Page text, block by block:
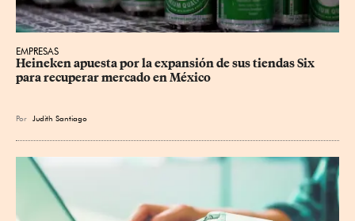
EMPRESAS
Heineken apuesta por la expansión de sus tiendas Six
para recuperar mercado en México
Por Judith Santiago